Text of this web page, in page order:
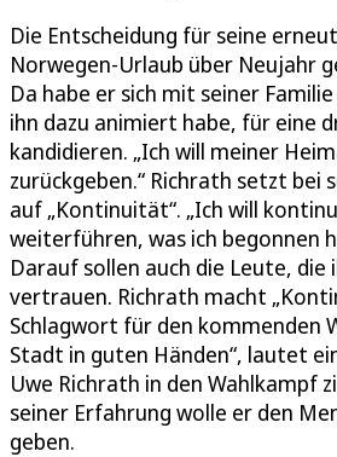
Die Entscheidung für seine
Norwegen-Urlaub über Neujahr
Da habe er sich mit seiner
ihn dazu animiert habe, für eine
kandidieren. „Ich will meiner
zurückgeben.“ Richrath setzt bei
auf „Kontinuität“. „Ich will
weiterführen, was ich begonnen
Darauf sollen auch die Leute, die
vertrauen. Richrath macht
Schlagwort für den kommenden
Stadt in guten Händen“, lautet
Uwe Richrath in den Wahlkampf
seiner Erfahrung wolle er den
geben.